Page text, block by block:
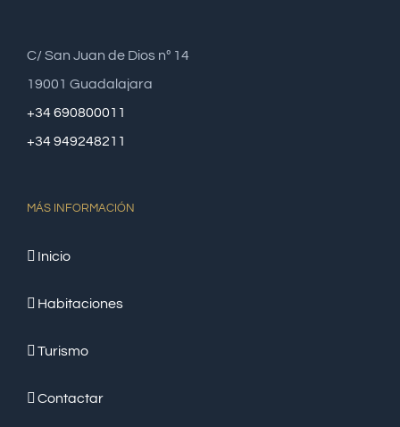
C/ San Juan de Dios nº 14
19001 Guadalajara
+34 690800011
+34 949248211
MÁS INFORMACIÓN
Inicio
Habitaciones
Turismo
Contactar